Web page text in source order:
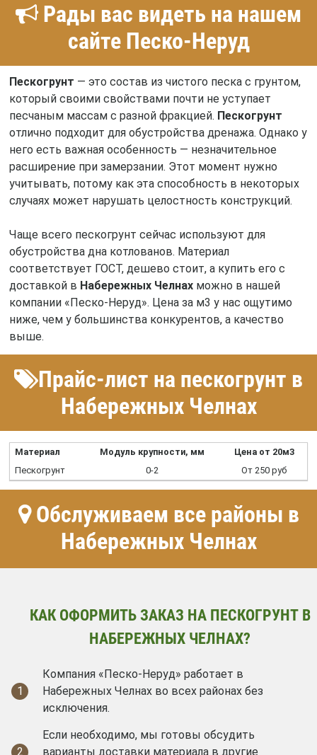
Рады вас видеть на нашем
сайте Песко-Неруд
Пескогрунт — это состав из чистого песка с грунтом,
который своими свойствами почти не уступает
песчаным массам с разной фракцией. Пескогрунт
отлично подходит для обустройства дренажа. Однако у
него есть важная особенность — незначительное
расширение при замерзании. Этот момент нужно
учитывать, потому как эта способность в некоторых
случаях может нарушать целостность конструкций.
Чаще всего пескогрунт сейчас используют для
обустройства дна котлованов. Материал
соответствует ГОСТ, дешево стоит, а купить его с
доставкой в Набережных Челнахможно в нашей
компании «Песко-Неруд». Цена за м3 у нас ощутимо
ниже, чем у большинства конкурентов, а качество
выше.
Прайс-лист на пескогрунт в
Набережных Челнах
Материал Модуль крупности, мм
Цена от 20м3
Пескогрунт
0-2 От 250 руб
Обслуживаем все районы в
Набережных Челнах
КАК ОФОРМИТЬ ЗАКАЗ НА ПЕСКОГРУНТ В
НАБЕРЕЖНЫХ ЧЕЛНАХ?
1
Компания «Песко-Неруд» работает в
Набережных Челнах во всех районах без
исключения.
2
Если необходимо, мы готовы обсудить
варианты доставки материала в другие